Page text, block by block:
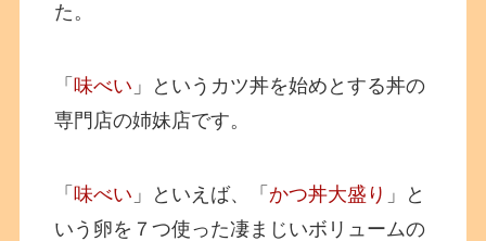
た。
「味べい 」というカツ丼を始めとする丼の
専門店の姉妹店です。
「味べい 」といえば、「かつ丼大盛り 」と
いう卵を７つ使った凄まじいボリュームの